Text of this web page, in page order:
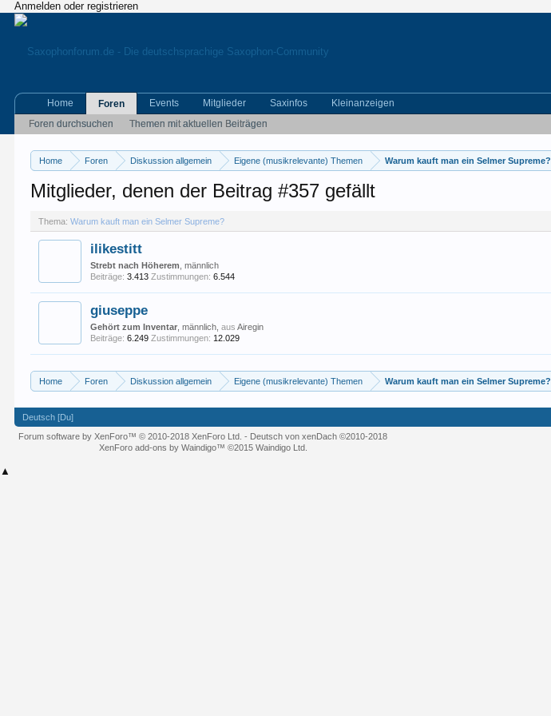
Anmelden oder registrieren
Home Foren Diskussion allgemein Eigene (musikrelevante) Themen Warum kauft man ein Selmer Supreme?
Mitglieder, denen der Beitrag #357 gefällt
Thema: Warum kauft man ein Selmer Supreme?
ilikestitt
Strebt nach Höherem , männlich
Beiträge: 3.413 Zustimmungen: 6.544
giuseppe
Gehört zum Inventar , männlich,aus Airegin
Beiträge: 6.249 Zustimmungen: 12.029
Home Foren Diskussion allgemein Eigene (musikrelevante) Themen Warum kauft man ein Selmer Supreme?
Home
Foren
Foren durchsuchen
Themen mit aktuellen Beiträgen
Events Mitglieder Saxinfos Kleinanzeigen
Deutsch [Du]
Forum software by XenForo™© 2010-2018 XenForo Ltd. - Deutsch von xenDach©2010-2018
XenForo add-ons by Waindigo™ ©2015 Waindigo Ltd.
▲